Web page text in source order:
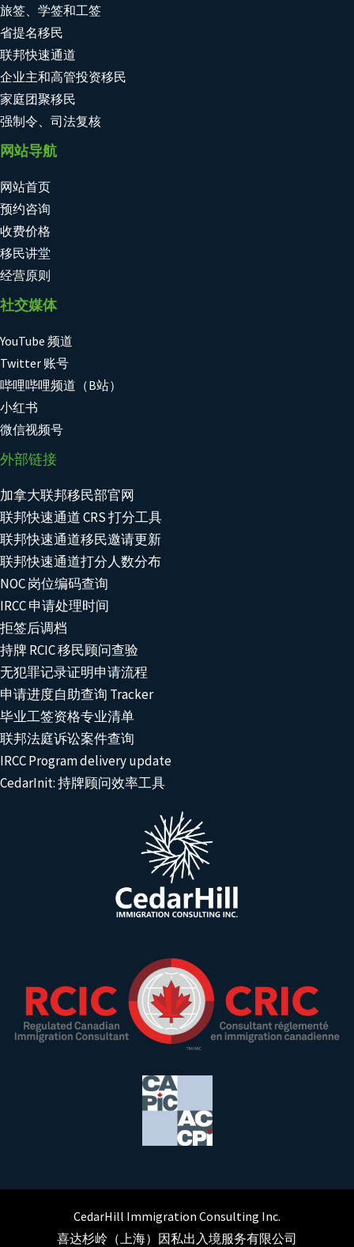
旅签、学签和工签
省提名移民
联邦快速通道
企业主和高管投资移民
家庭团聚移民
强制令、司法复核
网站导航
网站首页
预约咨询
收费价格
移民讲堂
经营原则
社交媒体
YouTube 频道
Twitter 账号
哔哩哔哩频道（B站）
小红书
微信视频号
外部链接
加拿大联邦移民部官网
联邦快速通道 CRS 打分工具
联邦快速通道移民邀请更新
联邦快速通道打分人数分布
NOC 岗位编码查询
IRCC 申请处理时间
拒签后调档
持牌 RCIC 移民顾问查验
无犯罪记录证明申请流程
申请进度自助查询 Tracker
毕业工签资格专业清单
联邦法庭诉讼案件查询
IRCC Program delivery update
CedarInit: 持牌顾问效率工具
CedarHill Immigration Consulting Inc.
喜达杉岭（上海）因私出入境服务有限公司